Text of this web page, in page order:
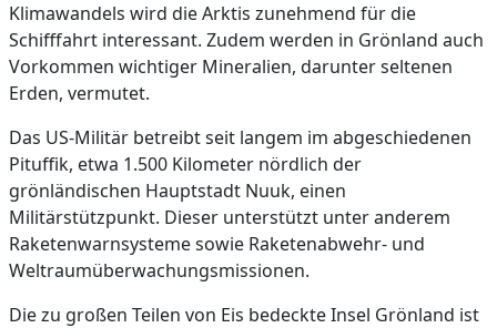
Klimawandels wird die Arktis zunehmend für die
Schifffahrt interessant. Zudem werden in Grönland auch
Vorkommen wichtiger Mineralien, darunter seltenen
Erden, vermutet.
Das US-Militär betreibt seit langem im abgeschiedenen
Pituffik, etwa 1.500 Kilometer nördlich der
grönländischen Hauptstadt Nuuk, einen
Militärstützpunkt. Dieser unterstützt unter anderem
Raketenwarnsysteme sowie Raketenabwehr- und
Weltraumüberwachungsmissionen.
Die zu großen Teilen von Eis bedeckte Insel Grönland ist